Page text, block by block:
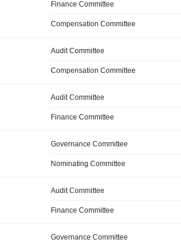
Finance Committee
Compensation Committee
Audit Committee
Compensation Committee
Audit Committee
Finance Committee
Governance Committee
Nominating Committee
Audit Committee
Finance Committee
Governance Committee